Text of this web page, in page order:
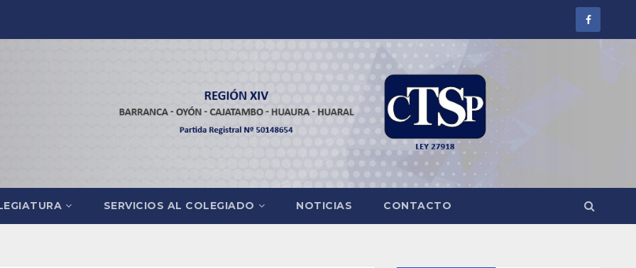
SERVICIOS AL COLEGIADO NOTICIAS CONTACTO